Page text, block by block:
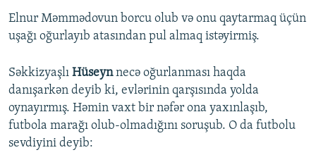
Elnur Məmmədovun borcu olub və onu qaytarmaq üçün
uşağı oğurlayıb atasından pul almaq istəyirmiş.
Səkkizyaşlı Hüseynnecə oğurlanması haqda
danışarkən deyib ki, evlərinin qarşısında yolda
oynayırmış. Həmin vaxt bir nəfər ona yaxınlaşıb,
futbola marağı olub-olmadığını soruşub. O da futbolu
sevdiyini deyib: